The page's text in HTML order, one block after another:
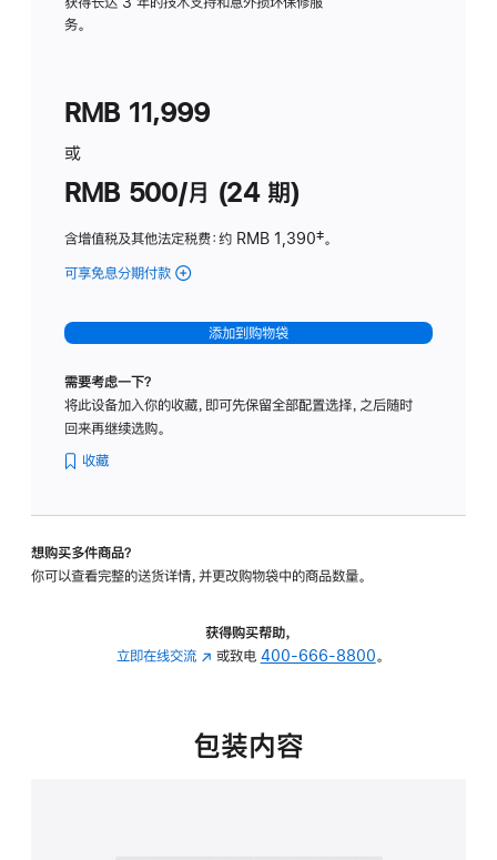
务。
RMB 11,999
或
RMB 500/月 (24 期)
含增值税及其他法定税费：约 RMB 1,390脚
‡。
可享免息分期付款 (Studio
-
标
璃
转
的
添加到购物袋
需要考虑一下？
将此设备加入你的收藏，即可先保留全部配置选择，之后随时
回来再继续选购。
收藏
想购买多件商品？
你可以查看完整的送货详情，并更改购物袋中的商品数量。
获得购买帮助，
立即在线交流 (在
中
或致电 400-666-8800。
包装内容